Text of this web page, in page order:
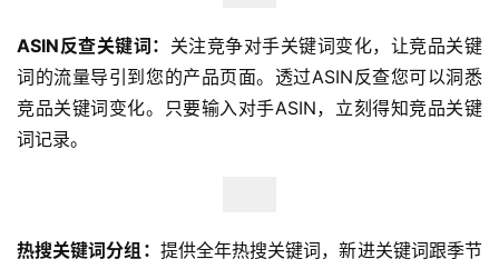
ASIN反查关键词： 关注竞争对手关键词变化，让竞品关键
词的流量导引到您的产品页面。透过ASIN反查您可以洞悉
竞品关键词变化。只要输入对手ASIN，立刻得知竞品关键
词记录。
热搜关键词分组： 提供全年热搜关键词，新进关键词跟季节